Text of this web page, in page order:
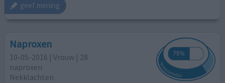
geef mening
Naproxen
10-05-2016 | Vrouw | 28
naproxen
Nekklachten